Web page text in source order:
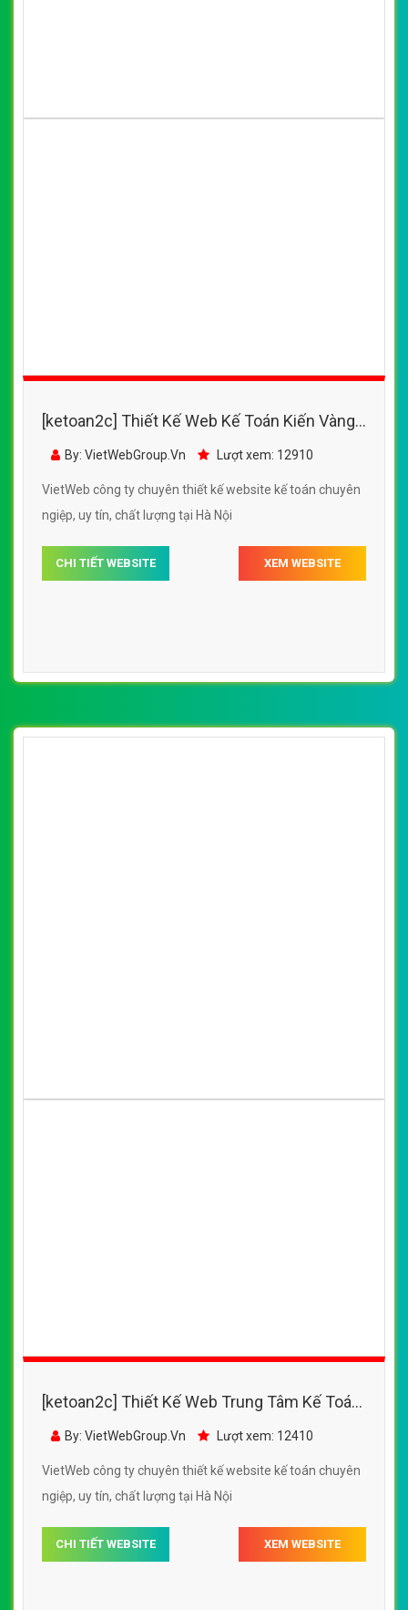
[ketoan2c] Thiết Kế Web Kế Toán Kiến Vàng
đẹp, chuyên nghiệp chuẩn SEO
By: VietWebGroup.Vn Lượt xem: 12910
VietWeb công ty chuyên thiết kế website kế toán chuyên
ngiệp, uy tín, chất lượng tại Hà Nội
CHI TIẾT WEBSITE XEM WEBSITE
[ketoan2c] Thiết Kế Web Trung Tâm Kế Toán
Hà Nội đẹp, chuyên nghiệp chuẩn SEO
By: VietWebGroup.Vn Lượt xem: 12410
VietWeb công ty chuyên thiết kế website kế toán chuyên
ngiệp, uy tín, chất lượng tại Hà Nội
CHI TIẾT WEBSITE XEM WEBSITE